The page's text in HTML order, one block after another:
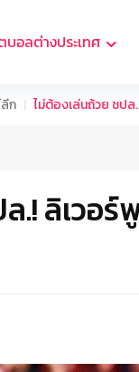
อลต่างประเทศ
ก ไม่ต้องเล่นถ้วย ชป
.! ลิเวอร์